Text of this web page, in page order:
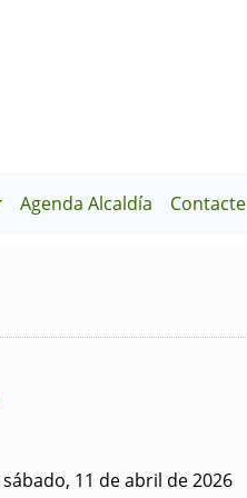
Agenda Alcaldía Contacte
11 de abril de 2026